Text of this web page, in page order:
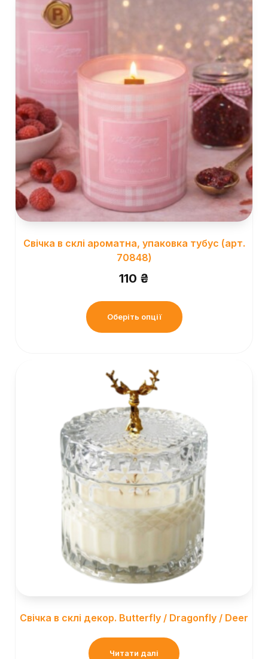
Свічка в склі ароматна, упаковка тубус (арт.
70848)
110 ₴
Оберіть опції
Свічка в склі декор. Butterfly / Dragonfly / Deer
Читати далі